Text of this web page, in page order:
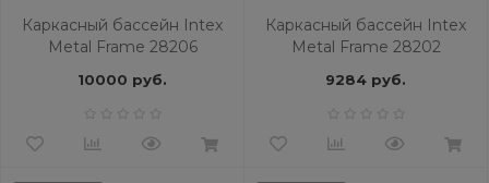
Каркасный бассейн Intex
Metal Frame 28206
10000 руб.
Каркасный бассейн Intex
Metal Frame 28202
9284 руб.